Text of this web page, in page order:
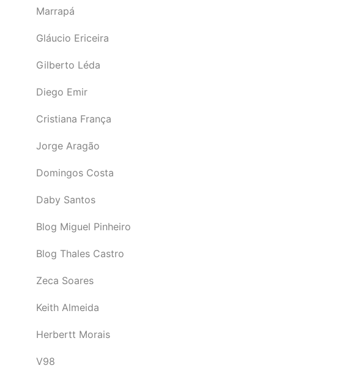
Marrapá
Gláucio Ericeira
Gilberto Léda
Diego Emir
Cristiana França
Jorge Aragão
Domingos Costa
Daby Santos
Blog Miguel Pinheiro
Blog Thales Castro
Zeca Soares
Keith Almeida
Herbertt Morais
V98